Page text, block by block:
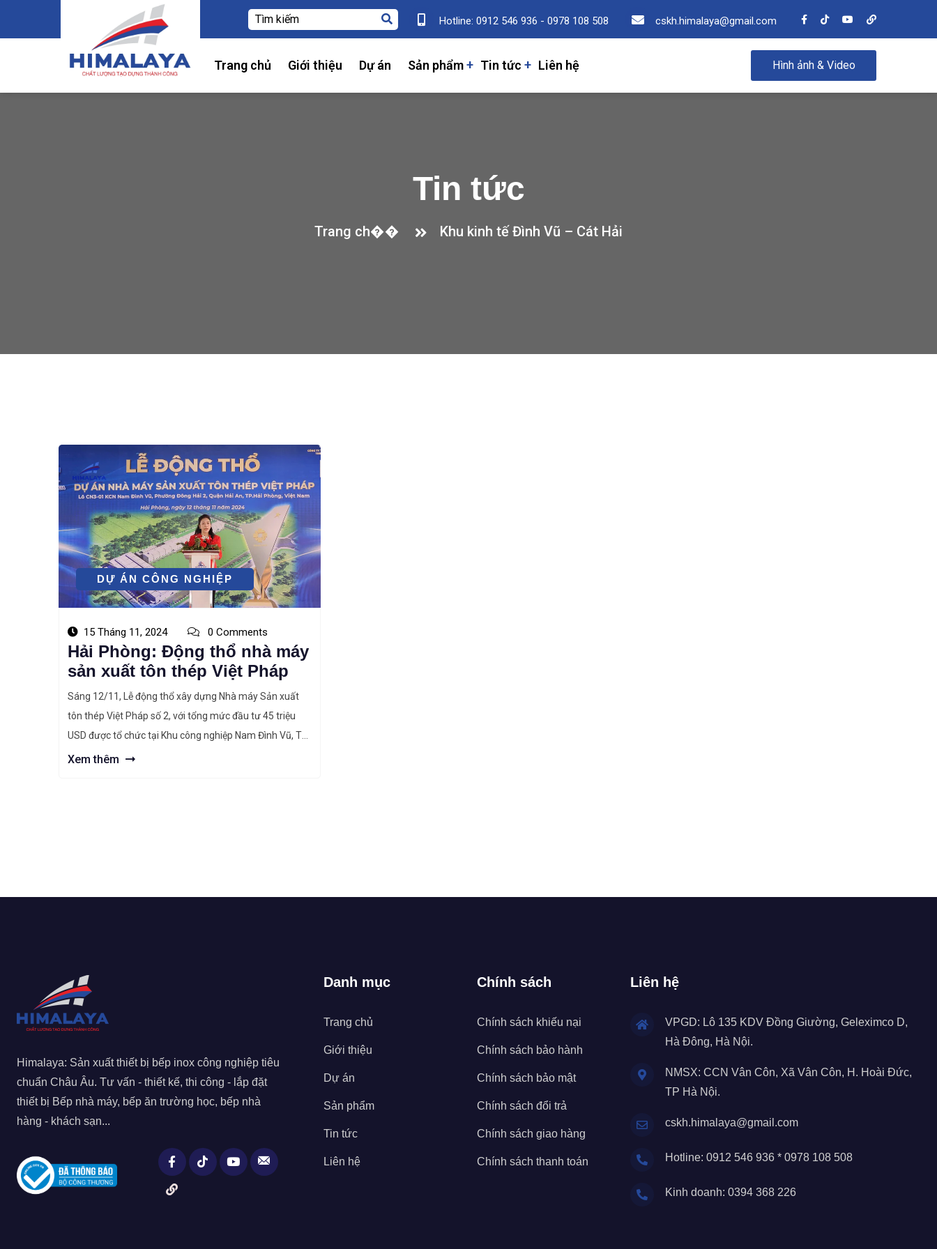
Hotline: 0912 546 936 - 0978 108 508 cskh.himalaya@gmail.com
Trang chủ Giới thiệu Dự án Sản phẩm Tin tức Liên hệ Hình ảnh & Video
Tin tức
Trang ch�� Khu kinh tế Đình Vũ – Cát Hải
DỰ ÁN CÔNG NGHIỆP
15 Tháng 11, 2024 0 Comments
Hải Phòng: Động thổ nhà máy
sản xuất tôn thép Việt Pháp
Sáng 12/11, Lễ động thổ xây dựng Nhà máy Sản xuất
tôn thép Việt Pháp số 2, với tổng mức đầu tư 45 triệu
USD được tổ chức tại Khu công nghiệp Nam Đình Vũ, TP.
Hải Phòng. Dự án nhà máy sản xuất tôn thép Việt Pháp
Xem thêm
Himalaya: Sản xuất thiết bị bếp inox công nghiệp tiêu
chuẩn Châu Âu. Tư vấn - thiết kế, thi công - lắp đặt
thiết bị Bếp nhà máy, bếp ăn trường học, bếp nhà
hàng - khách sạn...
Danh mục
Trang chủ
Giới thiệu
Dự án
Sản phẩm
Tin tức
Liên hệ
Chính sách
Chính sách khiếu nại
Chính sách bảo hành
Chính sách bảo mật
Chính sách đổi trả
Chính sách giao hàng
Chính sách thanh toán
Liên hệ
VPGD: Lô 135 KDV Đồng Giường, Geleximco D,
Hà Đông, Hà Nội.
NMSX: CCN Vân Côn, Xã Vân Côn, H. Hoài Đức,
TP Hà Nội.
cskh.himalaya@gmail.com
Hotline: 0912 546 936 * 0978 108 508
Kinh doanh: 0394 368 226